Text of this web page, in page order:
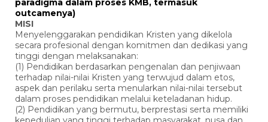
paradigma dalam proses KMB, termasuk
outcamenya)
MISI
Menyelenggarakan pendidikan Kristen yang dikelola
secara profesional dengan komitmen dan dedikasi yang
tinggi dengan melaksanakan:
(1) Pendidikan berdasarkan pengenalan dan penjiwaan
terhadap nilai-nilai Kristen yang terwujud dalam etos,
aspek dan perilaku serta menularkan nilai-nilai tersebut
dalam proses pendidikan melalui keteladanan hidup.
(2) Pendidikan yang bermutu, berprestasi serta memiliki